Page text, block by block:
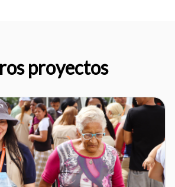
proyectos